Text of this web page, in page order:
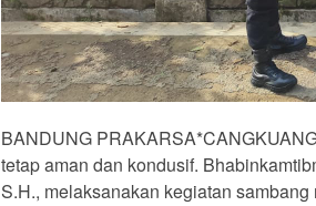
BANDUNG
tetap aman dan kondusif.
S.H., melaksanakan kegiatan sambang